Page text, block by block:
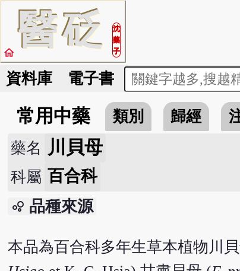
醫砭
沈
藥
子
home
資料庫 電子書
常用中藥 類別 歸經
藥名 川貝母
科屬 百合科
bubble_chart 品種來源
本品為百合科多年生草本植物川